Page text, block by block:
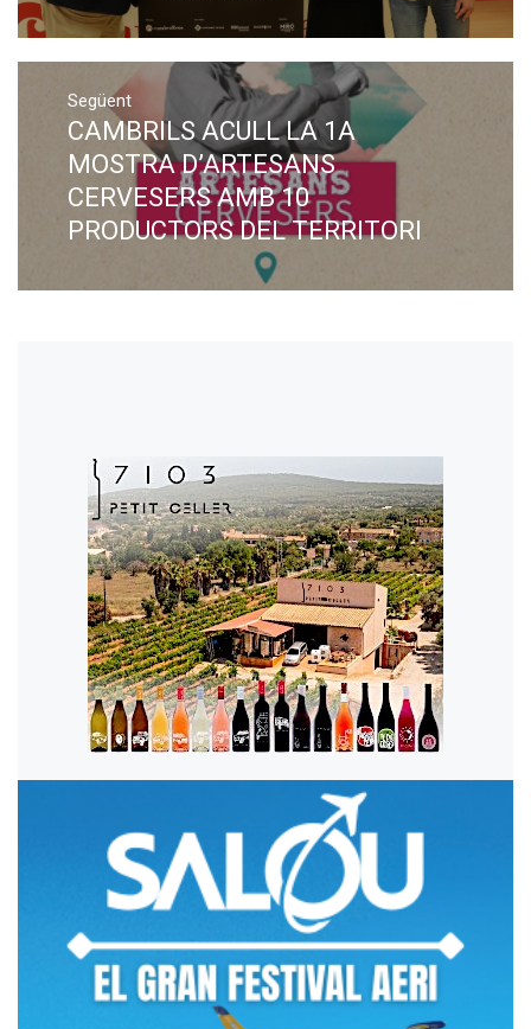
Següent
Next
post:
CAMBRILS ACULL LA 1A
MOSTRA D’ARTESANS
CERVESERS AMB 10
PRODUCTORS DEL TERRITORI